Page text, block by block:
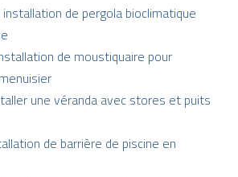
de pergola bioclimatique
de moustiquaire pour
une véranda avec stores et puits
de barrière de piscine en